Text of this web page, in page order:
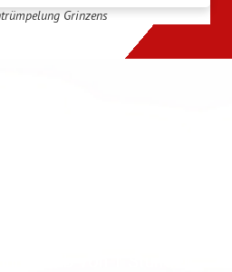
Grinzens